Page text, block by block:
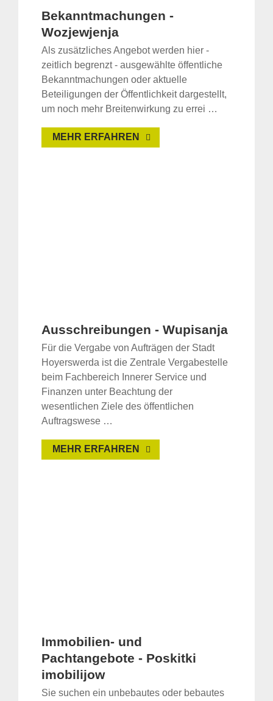
Bekanntmachungen -
Wozjewjenja
Als zusätzliches Angebot werden hier -
zeitlich begrenzt - ausgewählte öffentliche
Bekanntmachungen oder aktuelle
Beteiligungen der Öffentlichkeit dargestellt,
um noch mehr Breitenwirkung zu errei …
MEHR ERFAHREN
Ausschreibungen - Wupisanja
Für die Vergabe von Aufträgen der Stadt
Hoyerswerda ist die Zentrale Vergabestelle
beim Fachbereich Innerer Service und
Finanzen unter Beachtung der
wesentlichen Ziele des öffentlichen
Auftragswese …
MEHR ERFAHREN
Immobilien- und
Pachtangebote - Poskitki
imobilijow
Sie suchen ein unbebautes oder bebautes